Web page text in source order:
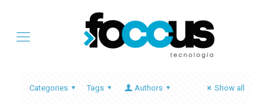
Categories Tags Authors Show all